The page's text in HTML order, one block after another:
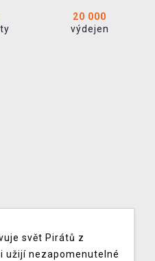
20 000
výdejen
svět Pirátů z
užijí nezapomenutelné